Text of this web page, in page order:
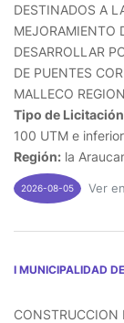
DESTINADOS A
MEJORAMIENTO
DESARROLLAR
DE PUENTES
MALLECO
Tipo de
100 UTM e
Región: la
2026-08-05 Ver
I MUNICIPALIDAD
CONSTRUCCION